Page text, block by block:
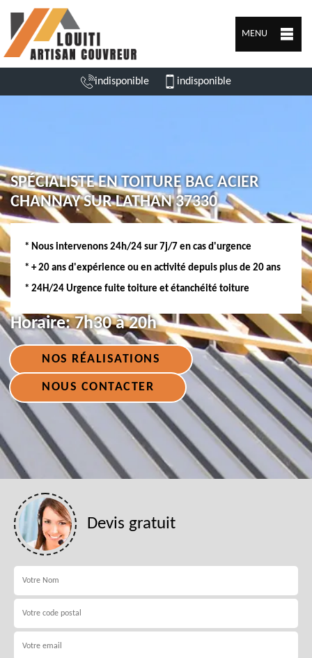
MENU
indisponible indisponible
SPÉCIALISTE EN TOITURE BAC ACIER
CHANNAY SUR LATHAN 37330
* Nous intervenons 24h/24 sur 7j/7 en cas d'urgence
* + 20 ans d'expérience ou en activité depuis plus de 20 ans
* 24H/24 Urgence fuite toiture et étanchéité toiture
Horaire:7h30 à 20h
NOS RÉALISATIONS
NOUS CONTACTER
Devis gratuit